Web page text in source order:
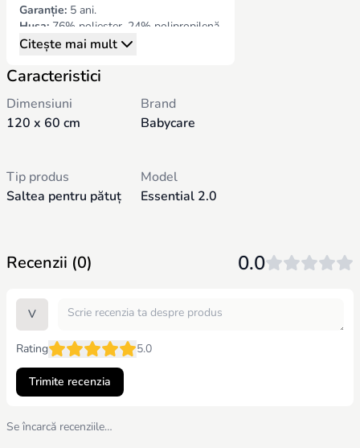
Garanție: 5 ani.
Husa: 76% poliester, 24% polipropilenă.
Umplutură 100% poliester.
Fabricat în Franța.
Citește mai mult
Caracteristici
Dimensiuni
120 x 60 cm
Brand
Babycare
Tip produs
Saltea pentru pătuț
Model
Essential 2.0
Recenzii (0) 0.0
V
Rating 5.0
Trimite recenzia
Se încarcă recenziile…